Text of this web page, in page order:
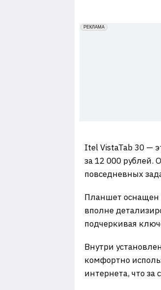
erid: 2VfnxxmNzs5
РЕКЛАМА
Itel VistaTab 30 —
за 12 000 рублей.
повседневных
Планшет оснащен
вполне
подчеркивая
Внутри
комфортно
интернета, что